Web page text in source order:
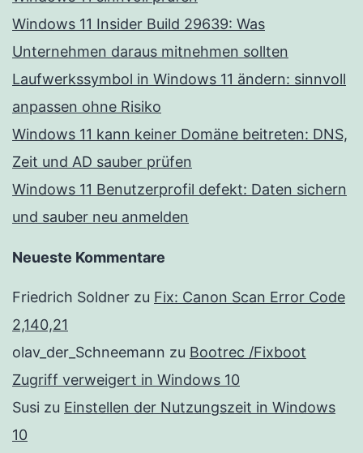
Windows 11 Insider Build 29639: Was
Unternehmen daraus mitnehmen sollten
Laufwerkssymbol in Windows 11 ändern: sinnvoll
anpassen ohne Risiko
Windows 11 kann keiner Domäne beitreten: DNS,
Zeit und AD sauber prüfen
Windows 11 Benutzerprofil defekt: Daten sichern
und sauber neu anmelden
Neueste Kommentare
Friedrich Soldner zu Fix: Canon Scan Error Code
2,140,21
olav_der_Schneemann zu Bootrec /Fixboot
Zugriff verweigert in Windows 10
Susi zu Einstellen der Nutzungszeit in Windows
10